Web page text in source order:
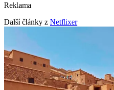
Reklama
Další články z Netflixer